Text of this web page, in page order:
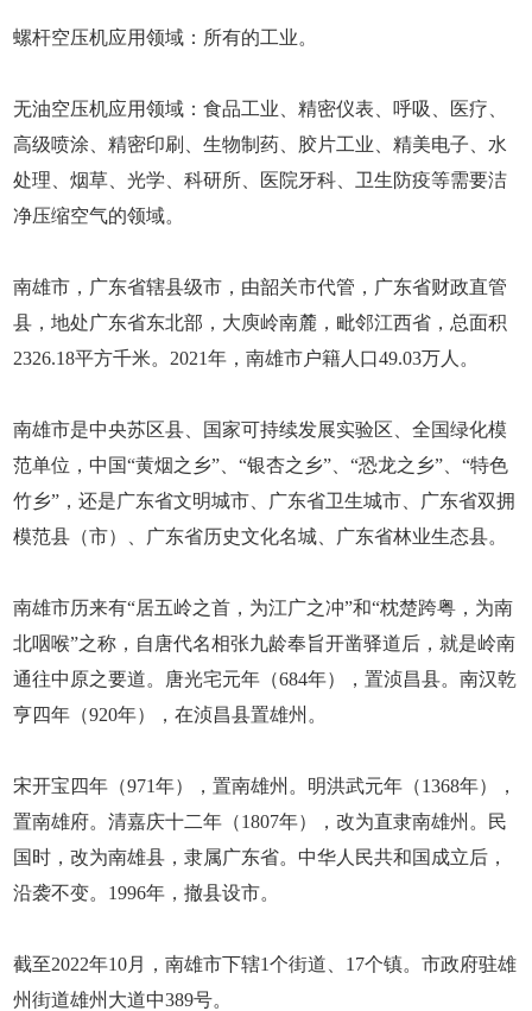
螺杆空压机应用领域：所有的工业。
无油空压机应用领域：食品工业、精密仪表、呼吸、医疗、
高级喷涂、精密印刷、生物制药、胶片工业、精美电子、水
处理、烟草、光学、科研所、医院牙科、卫生防疫等需要洁
净压缩空气的领域。
南雄市，广东省辖县级市，由韶关市代管，广东省财政直管
县，地处广东省东北部，大庾岭南麓，毗邻江西省，总面积
2326.18平方千米。2021年，南雄市户籍人口49.03万人。
南雄市是中央苏区县、国家可持续发展实验区、全国绿化模
范单位，中国“黄烟之乡”、“银杏之乡”、“恐龙之乡”、“特色
竹乡”，还是广东省文明城市、广东省卫生城市、广东省双拥
模范县（市）、广东省历史文化名城、广东省林业生态县。
南雄市历来有“居五岭之首，为江广之冲”和“枕楚跨粤，为南
北咽喉”之称，自唐代名相张九龄奉旨开凿驿道后，就是岭南
通往中原之要道。唐光宅元年（684年），置浈昌县。南汉乾
亨四年（920年），在浈昌县置雄州。
宋开宝四年（971年），置南雄州。明洪武元年（1368年），
置南雄府。清嘉庆十二年（1807年），改为直隶南雄州。民
国时，改为南雄县，隶属广东省。中华人民共和国成立后，
沿袭不变。1996年，撤县设市。
截至2022年10月，南雄市下辖1个街道、17个镇。市政府驻雄
州街道雄州大道中389号。